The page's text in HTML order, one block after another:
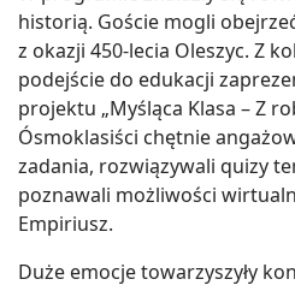
historią. Goście mogli
z okazji 450-lecia Oleszyc. Z
podejście do edukacji
projektu „Myśląca Klasa – Z
Ósmoklasiści chętnie
zadania, rozwiązywali quizy
poznawali możliwości
Empiriusz.
Duże emocje towarzyszyły